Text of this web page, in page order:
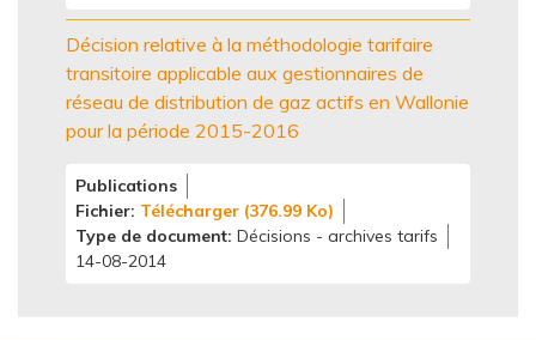
Décision relative à la méthodologie tarifaire
transitoire applicable aux gestionnaires de
réseau de distribution de gaz actifs en Wallonie
pour la période 2015-2016
Publications
Fichier Télécharger (376.99 Ko)
Type de document Décisions - archives tarifs
14-08-2014